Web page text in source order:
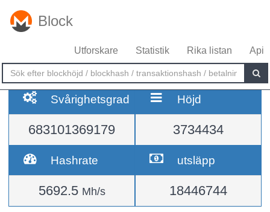
Block
Utforskare Statistik Rika listan Api
Svårighetsgrad
683101369179
Höjd
3734434
Hashrate
5692.5 Mh/s
utsläpp
18446744